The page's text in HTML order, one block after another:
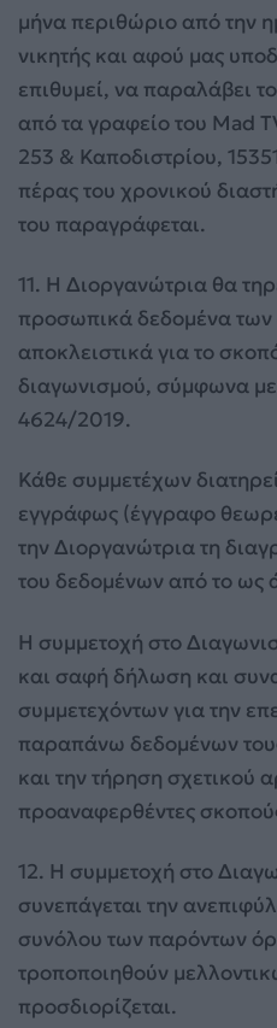
μήνα περιθώριο από την
νικητής και αφού μας
επιθυμεί, να παραλάβει
από τα γραφείο του Mad
253 & Καποδιστρίου,
πέρας του χρονικού
του παραγράφεται.
11. Η Διοργανώτρια θα
προσωπικά δεδομένα των
αποκλειστικά για το
διαγωνισμού, σύμφωνα με
4624/2019.
Κάθε συμμετέχων
εγγράφως (έγγραφο
την Διοργανώτρια τη
του δεδομένων από το ως
Η συμμετοχή στο
και σαφή δήλωση και
συμμετεχόντων για την
παραπάνω δεδομένων
και την τήρηση σχετικού
προαναφερθέντες
12. Η συμμετοχή στο
συνεπάγεται την
συνόλου των παρόντων
τροποποιηθούν
προσδιορίζεται.